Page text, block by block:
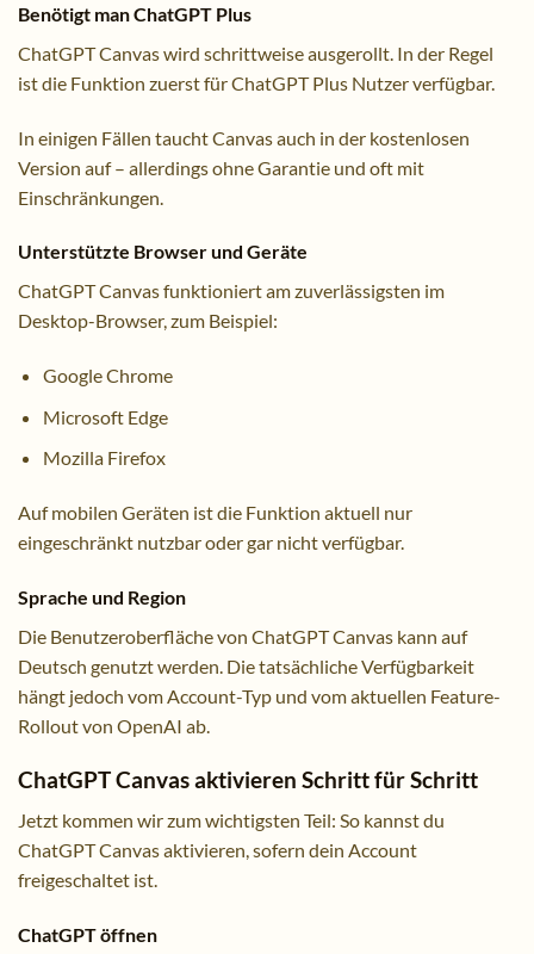
Benötigt man ChatGPT Plus
ChatGPT Canvas wird schrittweise ausgerollt. In der Regel
ist die Funktion zuerst für ChatGPT Plus Nutzer verfügbar.
In einigen Fällen taucht Canvas auch in der kostenlosen
Version auf – allerdings ohne Garantie und oft mit
Einschränkungen.
Unterstützte Browser und Geräte
ChatGPT Canvas funktioniert am zuverlässigsten im
Desktop-Browser, zum Beispiel:
Google Chrome
Microsoft Edge
Mozilla Firefox
Auf mobilen Geräten ist die Funktion aktuell nur
eingeschränkt nutzbar oder gar nicht verfügbar.
Sprache und Region
Die Benutzeroberfläche von ChatGPT Canvas kann auf
Deutsch genutzt werden. Die tatsächliche Verfügbarkeit
hängt jedoch vom Account-Typ und vom aktuellen Feature-
Rollout von OpenAI ab.
ChatGPT Canvas aktivieren Schritt für Schritt
Jetzt kommen wir zum wichtigsten Teil: So kannst du
ChatGPT Canvas aktivieren, sofern dein Account
freigeschaltet ist.
ChatGPT öffnen